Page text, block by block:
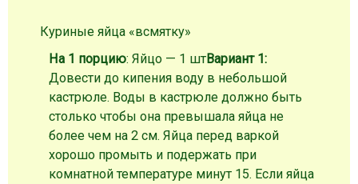
Куриные яйца «всмятку»
На 1 порцию: Яйцо — 1 штВариант 1:
Довести до кипения воду в небольшой
кастрюле. Воды в кастрюле должно быть
столько чтобы она превышала яйца не
более чем на 2 см. Яйца перед варкой
хорошо промыть и подержать при
комнатной температуре минут 15. Если яйца